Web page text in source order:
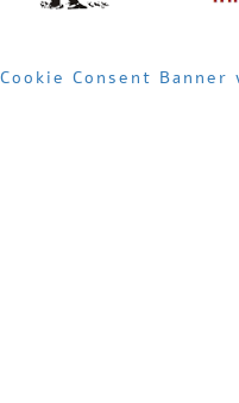
Cookie Consent Banner